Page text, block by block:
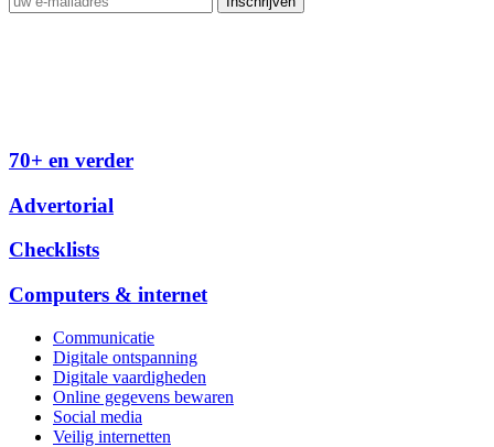
70+ en verder
Advertorial
Checklists
Computers & internet
Communicatie
Digitale ontspanning
Digitale vaardigheden
Online gegevens bewaren
Social media
Veilig internetten